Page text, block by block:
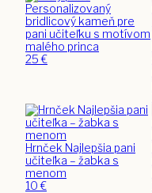
Personalizovaný
bridlicový kameň pre
pani učiteľku s motívom
malého princa
25€
Hrnček Najlepšia pani
učiteľka – žabka s
menom
10€